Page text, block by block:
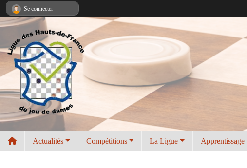
Actualités Compétitions La Ligue Apprentissage
Se connecter
Panneau de gestion des cookies